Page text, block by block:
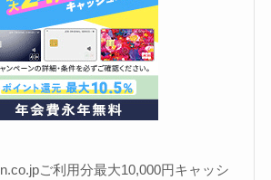
ご利用分最大10,000円キャッシ